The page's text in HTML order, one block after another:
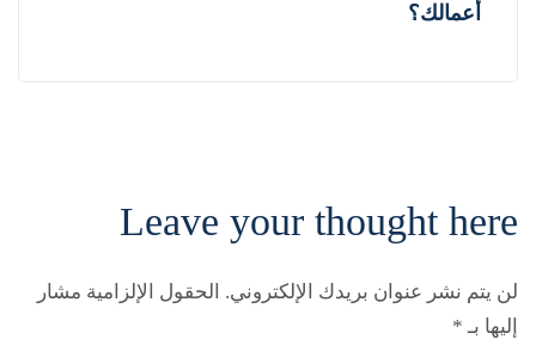
أعمالك؟
Leave your thought here
لن يتم نشر عنوان بريدك الإلكتروني. الحقول الإلزامية مشار
إليها بـ *